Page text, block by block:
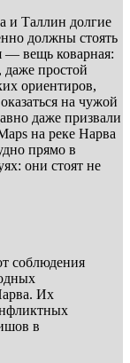
и Таллин долгие
должны стоять
— вещь коварная:
даже простой
ориентиров,
на чужой
даже призвали
на реке Нарва
прямо в
они стоят не
соблюдения
Их
в